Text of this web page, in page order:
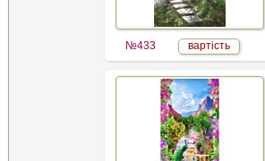
№433 вартість